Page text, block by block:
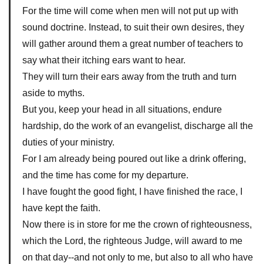
For the time will come when men will not put up with
sound doctrine. Instead, to suit their own desires, they
will gather around them a great number of teachers to
say what their itching ears want to hear.
They will turn their ears away from the truth and turn
aside to myths.
But you, keep your head in all situations, endure
hardship, do the work of an evangelist, discharge all the
duties of your ministry.
For I am already being poured out like a drink offering,
and the time has come for my departure.
I have fought the good fight, I have finished the race, I
have kept the faith.
Now there is in store for me the crown of righteousness,
which the Lord, the righteous Judge, will award to me
on that day--and not only to me, but also to all who have